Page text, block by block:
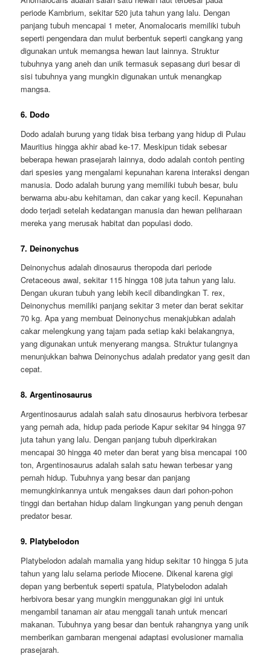
periode Kambrium, sekitar 520 juta tahun yang lalu. Dengan
panjang tubuh mencapai 1 meter, Anomalocaris memiliki tubuh
seperti pengendara dan mulut berbentuk seperti cangkang yang
digunakan untuk memangsa hewan laut lainnya. Struktur
tubuhnya yang aneh dan unik termasuk sepasang duri besar di
sisi tubuhnya yang mungkin digunakan untuk menangkap
mangsa.
6. Dodo
Dodo adalah burung yang tidak bisa terbang yang hidup di Pulau
Mauritius hingga akhir abad ke-17. Meskipun tidak sebesar
beberapa hewan prasejarah lainnya, dodo adalah contoh penting
dari spesies yang mengalami kepunahan karena interaksi dengan
manusia. Dodo adalah burung yang memiliki tubuh besar, bulu
berwarna abu-abu kehitaman, dan cakar yang kecil. Kepunahan
dodo terjadi setelah kedatangan manusia dan hewan peliharaan
mereka yang merusak habitat dan populasi dodo.
7. Deinonychus
Deinonychus adalah dinosaurus theropoda dari periode
Cretaceous awal, sekitar 115 hingga 108 juta tahun yang lalu.
Dengan ukuran tubuh yang lebih kecil dibandingkan T. rex,
Deinonychus memiliki panjang sekitar 3 meter dan berat sekitar
70 kg. Apa yang membuat Deinonychus menakjubkan adalah
cakar melengkung yang tajam pada setiap kaki belakangnya,
yang digunakan untuk menyerang mangsa. Struktur tulangnya
menunjukkan bahwa Deinonychus adalah predator yang gesit dan
cepat.
8. Argentinosaurus
Argentinosaurus adalah salah satu dinosaurus herbivora terbesar
yang pernah ada, hidup pada periode Kapur sekitar 94 hingga 97
juta tahun yang lalu. Dengan panjang tubuh diperkirakan
mencapai 30 hingga 40 meter dan berat yang bisa mencapai 100
ton, Argentinosaurus adalah salah satu hewan terbesar yang
pernah hidup. Tubuhnya yang besar dan panjang
memungkinkannya untuk mengakses daun dari pohon-pohon
tinggi dan bertahan hidup dalam lingkungan yang penuh dengan
predator besar.
9. Platybelodon
Platybelodon adalah mamalia yang hidup sekitar 10 hingga 5 juta
tahun yang lalu selama periode Miocene. Dikenal karena gigi
depan yang berbentuk seperti spatula, Platybelodon adalah
herbivora besar yang mungkin menggunakan gigi ini untuk
mengambil tanaman air atau menggali tanah untuk mencari
makanan. Tubuhnya yang besar dan bentuk rahangnya yang unik
memberikan gambaran mengenai adaptasi evolusioner mamalia
prasejarah.